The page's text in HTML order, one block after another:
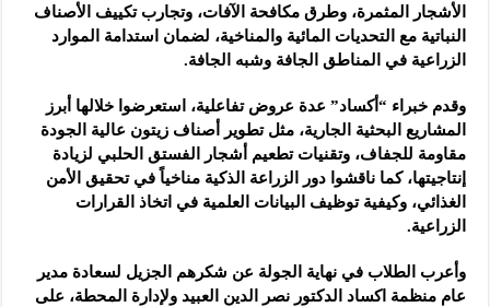
الأشجار المثمرة، وطرق مكافحة الآفات، وتجارب تكييف الأصناف
النباتية مع التحديات المائية والمناخية، لضمان استدامة الموارد
الزراعية في المناطق الجافة وشبه الجافة.
وقدم خبراء “أكساد” عدة عروض تفاعلية، استعرضوا خلالها أبرز
المشاريع البحثية الجارية، مثل تطوير أصناف زيتون عالية الجودة
مقاومة للجفاف، وتقنيات تطعيم أشجار الفستق الحلبي لزيادة
إنتاجيتها، كما ناقشوا دور الزراعة الذكية مناخياً في تحقيق الأمن
الغذائي، وكيفية توظيف البيانات العلمية في اتخاذ القرارات
الزراعية.
وأعرب الطلاب في نهاية الجولة عن شكرهم الجزيل لسعادة مدير
عام منظمة اكساد الدكتور نصر الدين العبيد ولإدارة المحطة، على